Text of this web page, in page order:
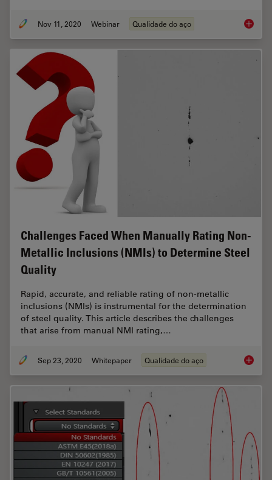
Nov 11, 2020 Webinar Qualidade do aço How to
Challenges Faced When Manually Rating Non-
Metallic Inclusions (NMIs) to Determine Steel
Quality
Rapid, accurate, and reliable rating of non-metallic
inclusions (NMIs) is instrumental for the determination
of steel quality. This article describes the challenges
that arise from manual NMI rating,…
Sep 23, 2020 Whitepaper Qualidade do aço